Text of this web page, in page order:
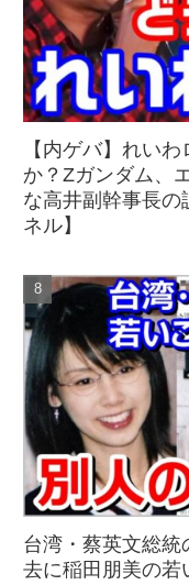
【内ゲバ】れい
か？Zガンダム、
な高井副幹事長の
ネル】
台湾・蔡英文総
去に稲田朋美の若